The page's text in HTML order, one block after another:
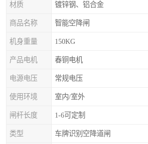
材质 镀锌钢、铝合金
商品名称 智能空降闸
机身重量 150KG
产品电机 春铜电机
电源电压 常规电压
使用环境 室内/室外
闸杆长度 1-6可定制
类型 车牌识别空降道闸